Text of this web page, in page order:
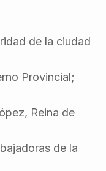
de la ciudad
Provincial;
Reina de
de la